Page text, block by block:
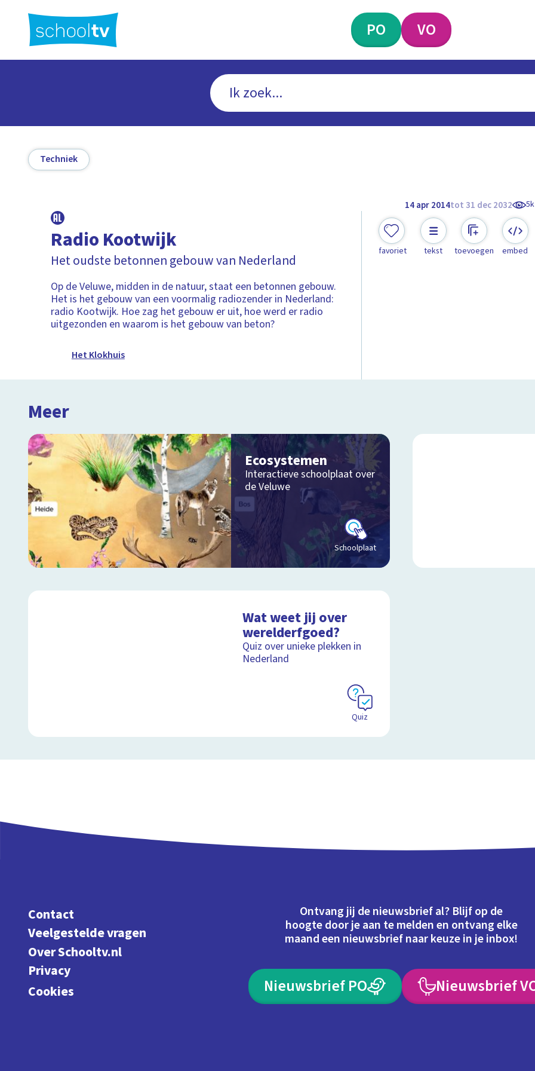
hoofdinhoud
PO VO
Techniek
14 apr 2014tot 31 dec 2032 5k
Radio Kootwijk
Het oudste betonnen gebouw van Nederland
Op de Veluwe, midden in de natuur, staat een betonnen gebouw.
Het is het gebouw van een voormalig radiozender in Nederland:
radio Kootwijk. Hoe zag het gebouw er uit, hoe werd er radio
uitgezonden en waarom is het gebouw van beton?
Het Klokhuis
favoriet tekst toevoegen embed
Meer
Ecosystemen
Interactieve schoolplaat over
de Veluwe
Schoolplaat
Wat weet jij over
werelderfgoed?
Quiz over unieke plekken in
Nederland
Quiz
Contact
Veelgestelde vragen
Over Schooltv.nl
Privacy
Cookies
Ontvang jij de nieuwsbrief al? Blijf op de
hoogte door je aan te melden en ontvang elke
maand een nieuwsbrief naar keuze in je inbox!
Nieuwsbrief PO Nieuwsbrief